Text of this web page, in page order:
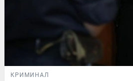
КРИМИНАЛ